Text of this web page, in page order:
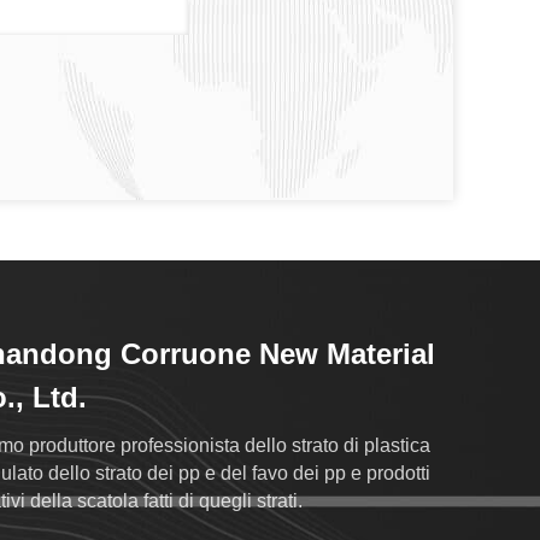
Corruone New Material
Ltd.
produttore professionista dello strato di plastica
dello strato dei pp e del favo dei pp e prodotti
della scatola fatti di quegli strati.